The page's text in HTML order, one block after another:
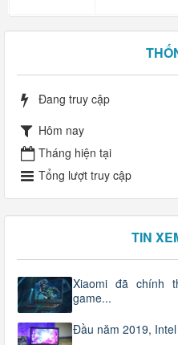
Đang truy cập
Hôm nay
Tháng hiện tại
Tổng lượt truy cập
TIN
Xiaomi đã chính
game...
Đầu năm 2019,